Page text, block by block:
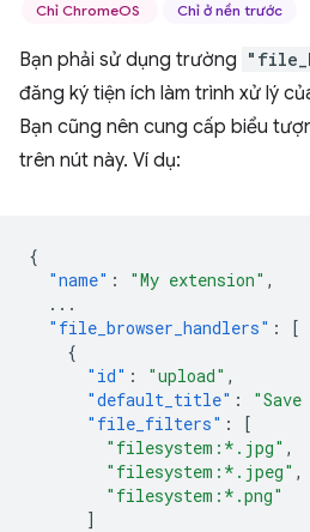
Chỉ ChromeOS Chỉ ở nền trước
Bạn phải sử dụng trường
đăng ký tiện ích làm trình xử lý
Bạn cũng nên cung cấp biểu
trên nút này. Ví dụ:
{
"name" : "My extension" ,
...
"file_browser_handlers" :
[
{
"id" : "upload" ,
"default_title" :
"file_filters" :
[
"filesystem:*.jpg" ,
"filesystem:*.jpeg" ,
"filesystem:*.png"
]